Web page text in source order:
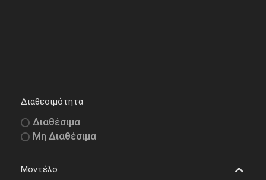
Διαθεσιμότητα
Διαθέσιμα
Μη Διαθέσιμα
Μοντέλο